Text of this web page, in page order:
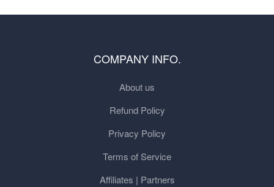
COMPANY INFO.
About us
Refund Policy
Privacy Policy
Terms of Service
Affiliates | Partners